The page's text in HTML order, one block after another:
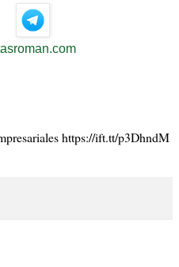
https://ift.tt/p3DhndM